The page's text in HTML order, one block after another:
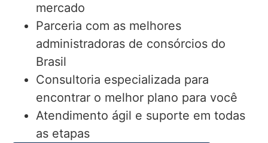
mercado
Parceria com as melhores
administradoras de consórcios do
Brasil
Consultoria especializada para
encontrar o melhor plano para você
Atendimento ágil e suporte em todas
as etapas